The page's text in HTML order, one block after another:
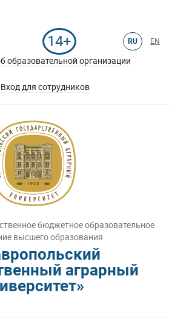
14+ RU EN
образовательной организации
Вход для сотрудников
бюджетное образовательное
высшего образования
аграрный